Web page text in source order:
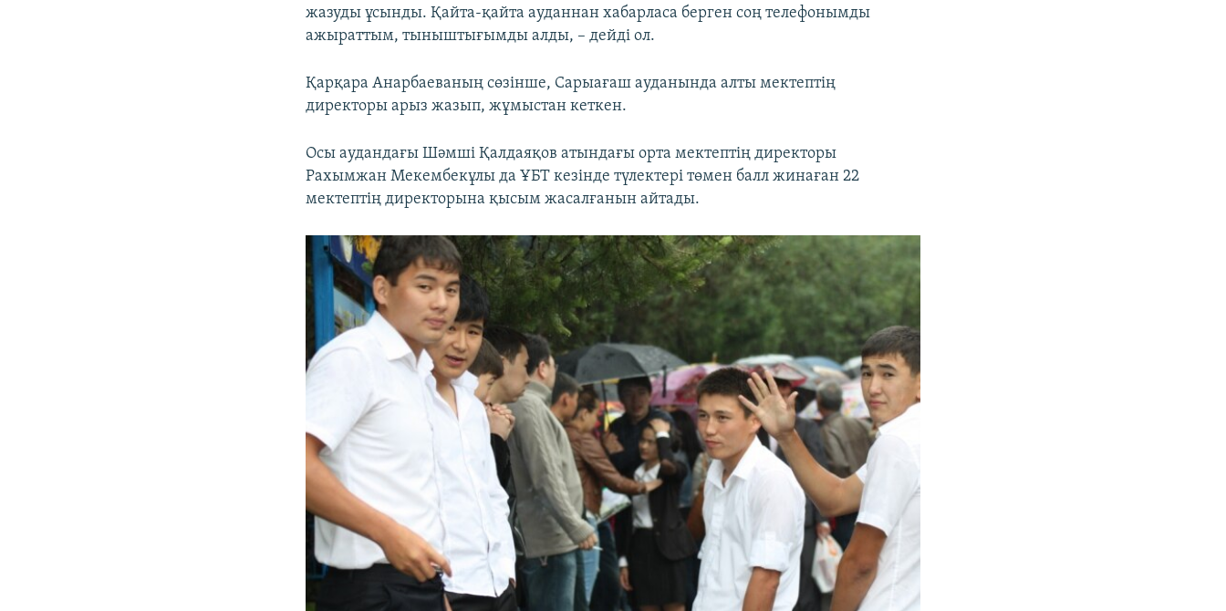
жазуды ұсынды. Қайта-қайта ауданнан хабарласа берген соң телефонымды
ажыраттым, тыныштығымды алды, – дейді ол.
Қарқара Анарбаеваның сөзінше, Сарыағаш ауданында алты мектептің
директоры арыз жазып, жұмыстан кеткен.
Осы аудандағы Шәмші Қалдаяқов атындағы орта мектептің директоры
Рахымжан Мекембекұлы да ҰБТ кезінде түлектері төмен балл жинаған 22
мектептің директорына қысым жасалғанын айтады.